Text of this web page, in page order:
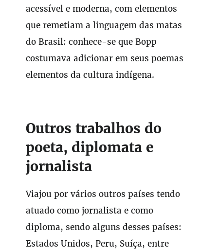
acessível e moderna, com elementos
que remetiam a linguagem das matas
do Brasil: conhece-se que Bopp
costumava adicionar em seus poemas
elementos da cultura indígena.
Outros trabalhos do
poeta, diplomata e
jornalista
Viajou por vários outros países tendo
atuado como jornalista e como
diploma, sendo alguns desses países:
Estados Unidos, Peru, Suíça, entre